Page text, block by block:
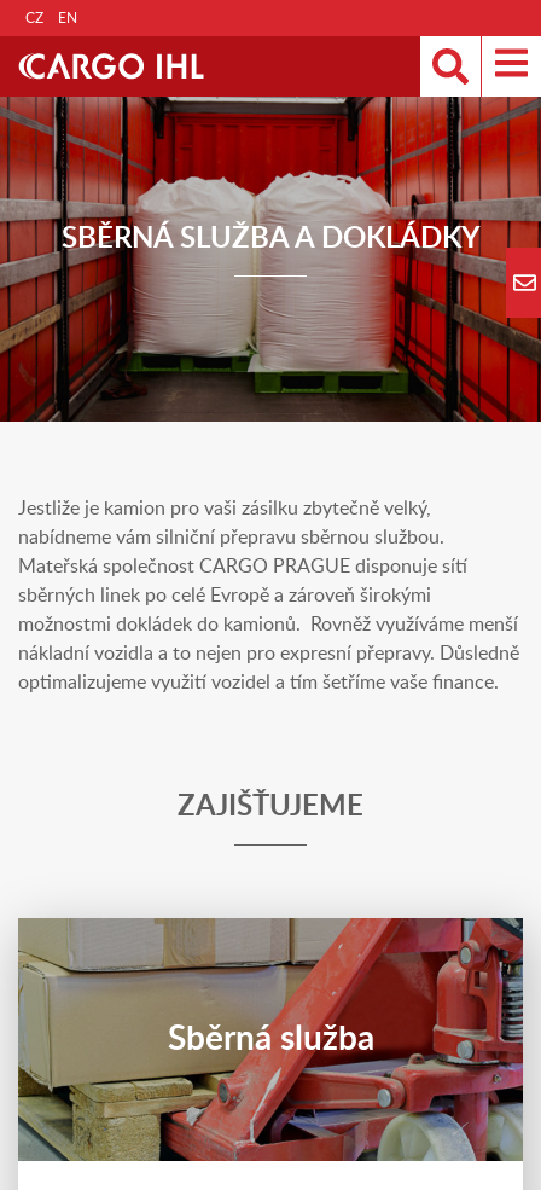
CZ EN
SBĚRNÁ SLUŽBA A DOKLÁDKY
Jestliže je kamion pro vaši zásilku zbytečně velký,
nabídneme vám silniční přepravu sběrnou službou.
Mateřská společnost CARGO PRAGUE disponuje sítí
sběrných linek po celé Evropě a zároveň širokými
možnostmi dokládek do kamionů. Rovněž využíváme menší
nákladní vozidla a to nejen pro expresní přepravy. Důsledně
optimalizujeme využití vozidel a tím šetříme vaše finance.
ZAJIŠŤUJEME
Sběrná služba